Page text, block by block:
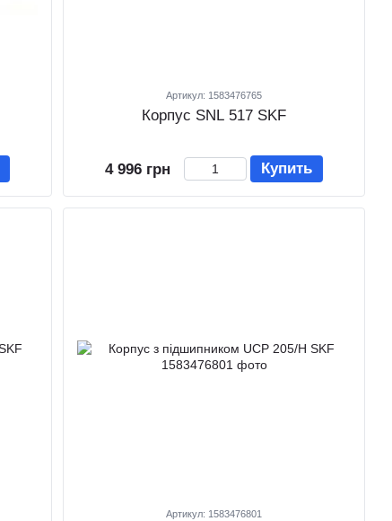
Артикул: 1583476765
Корпус SNL 517 SKF
4 996 грн Купить
Артикул: 1583476801